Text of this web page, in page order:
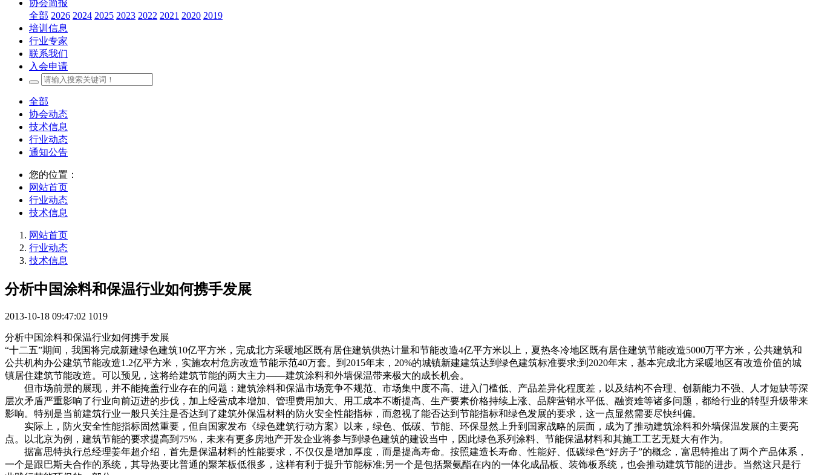
协会简报
全部 2026 2024 2025 2023 2022 2021 2020 2019
培训信息
行业专家
联系我们
入会申请
全部
协会动态
技术信息
行业动态
通知公告
您的位置：
网站首页
行业动态
技术信息
网站首页
行业动态
技术信息
分析中国涂料和保温行业如何携手发展
2013-10-18 09:47:02 1019
分析中国涂料和保温行业如何携手发展
“十二五”期间，我国将完成新建绿色建筑10亿平方米，完成北方采暖地区既有居住建筑供热计量和节能改造4亿平方米以上，夏热冬冷地区既有居住建筑节能改造5000万平方米，公共建筑和
公共机构办公建筑节能改造1.2亿平方米，实施农村危房改造节能示范40万套。到2015年末，20%的城镇新建建筑达到绿色建筑标准要求;到2020年末，基本完成北方采暖地区有改造价值的城
镇居住建筑节能改造。可以预见，这将给建筑节能的两大主力——建筑涂料和外墙保温带来极大的成长机会。
但市场前景的展现，并不能掩盖行业存在的问题：建筑涂料和保温市场竞争不规范、市场集中度不高、进入门槛低、产品差异化程度差，以及结构不合理、创新能力不强、人才短缺等深
层次矛盾严重影响了行业向前迈进的步伐，加上经营成本增加、管理费用加大、用工成本不断提高、生产要素价格持续上涨、品牌营销水平低、融资难等诸多问题，都给行业的转型升级带来
影响。特别是当前建筑行业一般只关注是否达到了建筑外保温材料的防火安全性能指标，而忽视了能否达到节能指标和绿色发展的要求，这一点显然需要尽快纠偏。
实际上，防火安全性能指标固然重要，但自国家发布《绿色建筑行动方案》以来，绿色、低碳、节能、环保显然上升到国家战略的层面，成为了推动建筑涂料和外墙保温发展的主要亮
点。以北京为例，建筑节能的要求提高到75%，未来有更多房地产开发企业将参与到绿色建筑的建设当中，因此绿色系列涂料、节能保温材料和其施工工艺无疑大有作为。
据富思特执行总经理姜年超介绍，首先是保温材料的性能要求，不仅仅是增加厚度，而是提高寿命。按照建造长寿命、性能好、低碳绿色“好房子”的概念，富思特推出了两个产品体系，
一个是跟巴斯夫合作的系统，其导热要比普通的聚苯板低很多，这样有利于提升节能标准;另一个是包括聚氨酯在内的一体化成品板、装饰板系统，也会推动建筑节能的进步。当然这只是行